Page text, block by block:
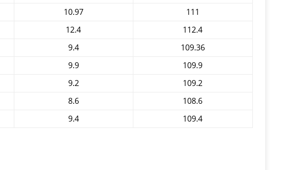
10.97
111
12.4
112.4
9.4
109.36
9.9
109.9
9.2
109.2
8.6
108.6
9.4 109.4